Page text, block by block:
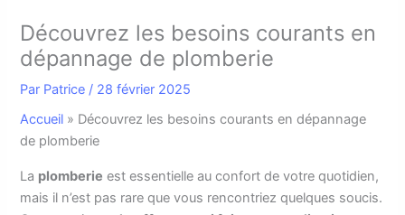
Découvrez les besoins courants en
dépannage de plomberie
Par Patrice / 28 février 2025
Accueil » Découvrez les besoins courants en dépannage
de plomberie
La plomberie est essentielle au confort de votre quotidien,
mais il n’est pas rare que vous rencontriez quelques soucis.